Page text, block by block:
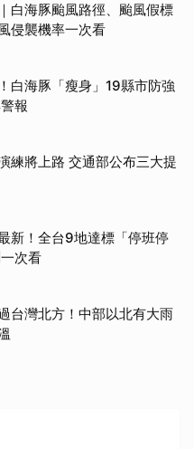
白海豚颱風路徑、颱風假標
侵襲機率一次看
白海豚「瘦身」19縣市防強
報
練將上路 交通部公布三大提
新！全台9地達標「停班停
次看
台灣北方！中部以北有大雨